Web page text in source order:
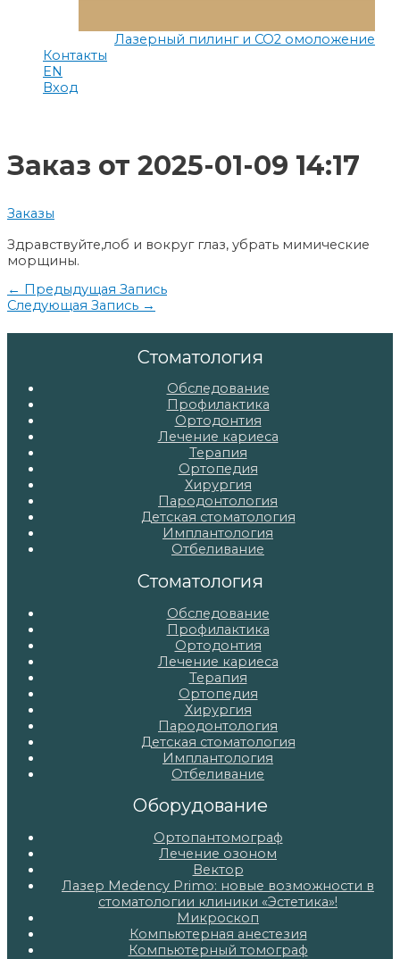
Меню
Лазерный пилинг и СО2 омоложение
Контакты
EN
Вход
Заказ от 2025-01-09 14:17
Заказы
Здравствуйте,лоб и вокруг глаз, убрать мимические
морщины.
Навигация
по
← Предыдущая Запись
Следующая Запись →
Стоматология
Обследование
Профилактика
Ортодонтия
Лечение кариеса
Терапия
Ортопедия
Хирургия
Пародонтология
Детская стоматология
Имплантология
Отбеливание
Стоматология
Обследование
Профилактика
Ортодонтия
Лечение кариеса
Терапия
Ортопедия
Хирургия
Пародонтология
Детская стоматология
Имплантология
Отбеливание
Оборудование
Ортопантомограф
Лечение озоном
Вектор
Лазер Medency Primo: новые возможности в
стоматологии клиники «Эстетика»!
Микроскоп
Компьютерная анестезия
Компьютерный томограф